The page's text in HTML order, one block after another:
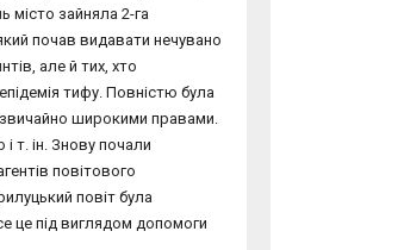
місто зайняла 2-га
почав видавати нечувано
але й тих, хто
тифу. Повністю була
широкими правами.
т. ін. Знову почали
повітового
повіт була
це під виглядом допомоги